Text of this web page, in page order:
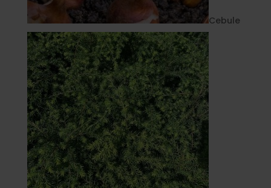
Cebule